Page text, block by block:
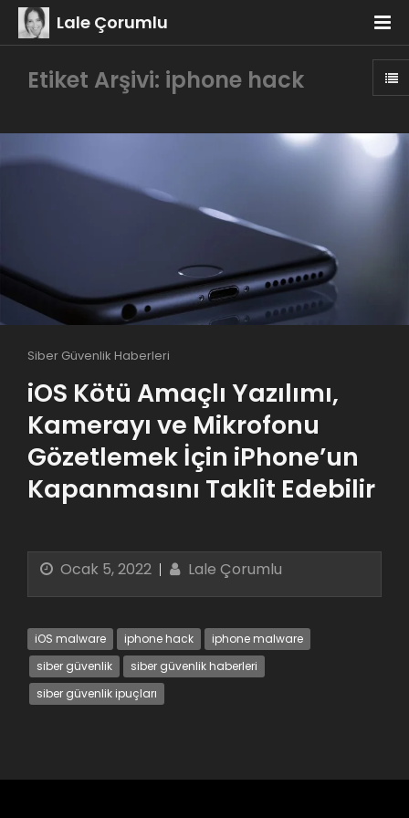
Lale Çorumlu
Etiket Arşivi: iphone hack
Siber Güvenlik Haberleri
iOS Kötü Amaçlı Yazılımı,
Kamerayı ve Mikrofonu
Gözetlemek İçin iPhone’un
Kapanmasını Taklit Edebilir
Ocak 5, 2022 Lale Çorumlu
iOS malware iphone hack
iphone malware
siber güvenlik
siber güvenlik haberleri
siber güvenlik ipuçları